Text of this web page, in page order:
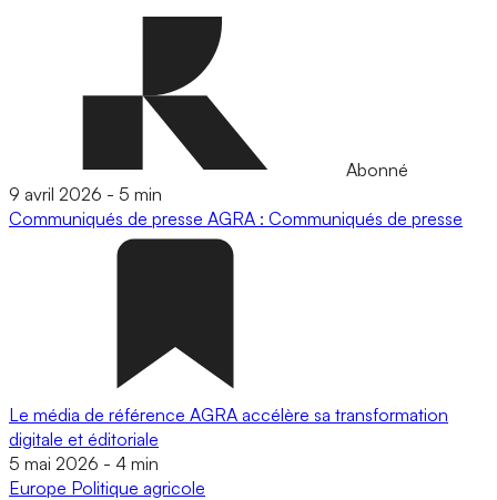
Abonné
9 avril 2026 - 5 min
Communiqués de presse AGRA : Communiqués de presse
Le média de référence AGRA accélère sa transformation
digitale et éditoriale
5 mai 2026 - 4 min
Europe Politique agricole